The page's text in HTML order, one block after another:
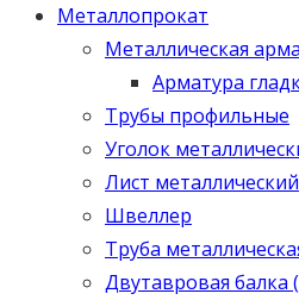
Металлопрокат
Металлическая
Арматура
Трубы профильные
Уголок
Лист металлический
Швеллер
Труба
Двутавровая балка